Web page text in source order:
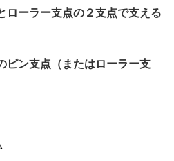
ーラー支点の２支点で支える
ン支点（またはローラー支